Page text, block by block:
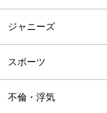
ジャニーズ
スポーツ
不倫・浮気